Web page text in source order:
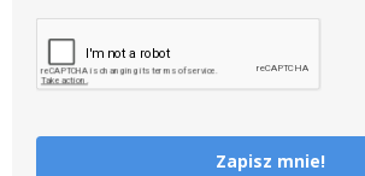
Zapisz mnie!